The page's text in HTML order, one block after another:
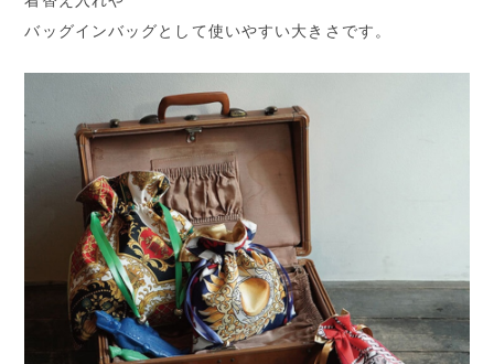
バッグインバッグとして使いやすい大きさです。